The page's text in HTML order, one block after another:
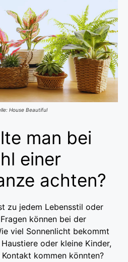
House Beautiful
man bei
einer
achten?
zu jedem Lebensstil oder
können bei der
viel Sonnenlicht bekommt
oder kleine Kinder,
kommen könnten?